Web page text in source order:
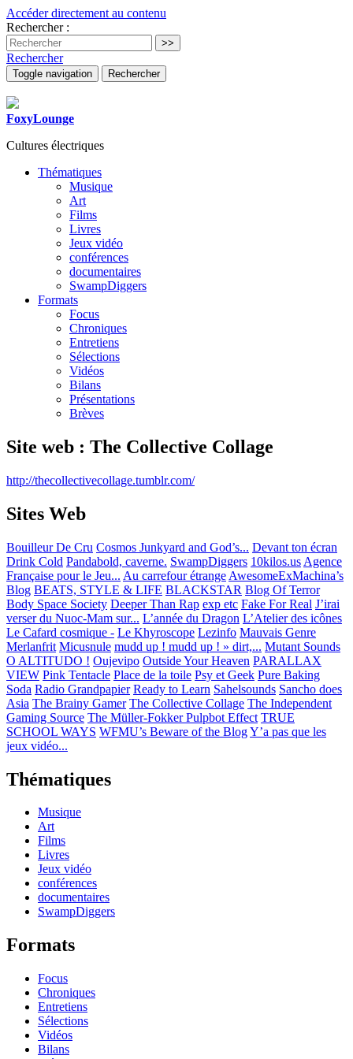
Accéder directement au contenu
Rechercher :
Rechercher
Toggle navigation Rechercher
FoxyLounge
Cultures électriques
Thématiques
Musique
Art
Films
Livres
Jeux vidéo
conférences
documentaires
SwampDiggers
Formats
Focus
Chroniques
Entretiens
Sélections
Vidéos
Bilans
Présentations
Brèves
Site web : The Collective Collage
http://thecollectivecollage.tumblr.com/
Sites Web
Bouilleur De Cru Cosmos Junkyard and God’s... Devant ton écran
Drink Cold Pandabold, caverne. SwampDiggers 10kilos.us Agence
Française pour le Jeu... Au carrefour étrange AwesomeExMachina’s
Blog BEATS, STYLE & LIFE BLACKSTAR Blog Of Terror
Body Space Society Deeper Than Rap exp etc Fake For Real J’irai
verser du Nuoc-Mam sur... L’année du Dragon L’Atelier des icônes
Le Cafard cosmique - Le Khyroscope Lezinfo Mauvais Genre
Merlanfrit Micusnule mudd up ! mudd up ! » dirt,... Mutant Sounds
O ALTITUDO ! Oujevipo Outside Your Heaven PARALLAX
VIEW Pink Tentacle Place de la toile Psy et Geek Pure Baking
Soda Radio Grandpapier Ready to Learn Sahelsounds Sancho does
Asia The Brainy Gamer The Collective Collage The Independent
Gaming Source The Müller-Fokker Pulpbot Effect TRUE
SCHOOL WAYS WFMU’s Beware of the BlogY’a pas que les
jeux vidéo...
Thématiques
Musique
Art
Films
Livres
Jeux vidéo
conférences
documentaires
SwampDiggers
Formats
Focus
Chroniques
Entretiens
Sélections
Vidéos
Bilans